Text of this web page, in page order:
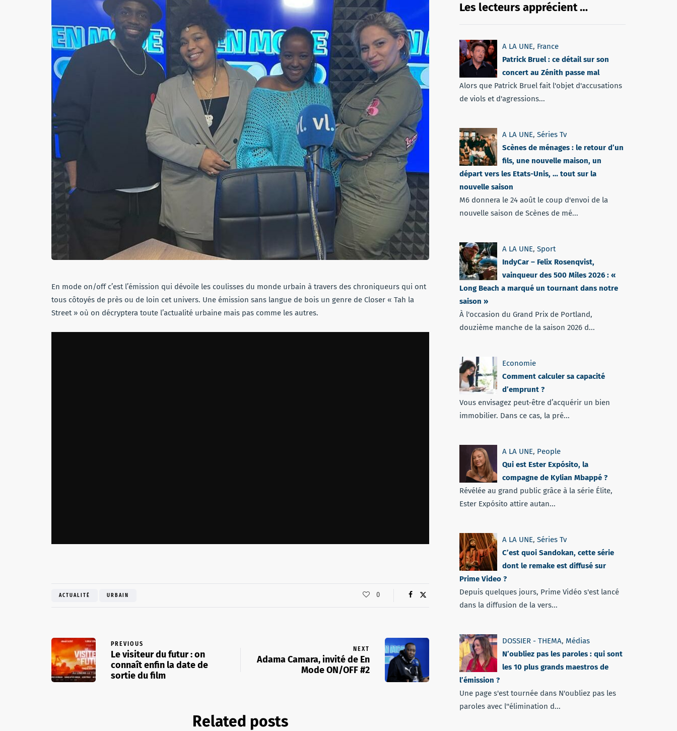
En mode on/off c’est l’émission qui dévoile les coulisses du monde urbain à travers des chroniqueurs qui ont
tous côtoyés de près ou de loin cet univers. Une émission sans langue de bois un genre de Closer « Tah la
Street » où on décryptera toute l’actualité urbaine mais pas comme les autres.
ACTUALITÉ URBAIN 0
PREVIOUS
Le visiteur du futur : on
connaît enfin la date de
sortie du film
NEXT
Adama Camara, invité de En
Mode ON/OFF #2
Related posts
Les lecteurs apprécient …
A LA UNE, France
Patrick Bruel : ce détail sur son
concert au Zénith passe mal
Alors que Patrick Bruel fait l'objet d'accusations
de viols et d'agressions...
A LA UNE, Séries Tv
Scènes de ménages : le retour d’un
fils, une nouvelle maison, un
départ vers les Etats-Unis, … tout sur la
nouvelle saison
M6 donnera le 24 août le coup d'envoi de la
nouvelle saison de Scènes de mé...
A LA UNE, Sport
IndyCar – Felix Rosenqvist,
vainqueur des 500 Miles 2026 : «
Long Beach a marqué un tournant dans notre
saison »
À l'occasion du Grand Prix de Portland,
douzième manche de la saison 2026 d...
Economie
Comment calculer sa capacité
d’emprunt ?
Vous envisagez peut-être d’acquérir un bien
immobilier. Dans ce cas, la pré...
A LA UNE, People
Qui est Ester Expósito, la
compagne de Kylian Mbappé ?
Révélée au grand public grâce à la série Élite,
Ester Expósito attire autan...
A LA UNE, Séries Tv
C’est quoi Sandokan, cette série
dont le remake est diffusé sur
Prime Video ?
Depuis quelques jours, Prime Vidéo s'est lancé
dans la diffusion de la vers...
DOSSIER - THEMA, Médias
N’oubliez pas les paroles : qui sont
les 10 plus grands maestros de
l’émission ?
Une page s'est tournée dans N'oubliez pas les
paroles avec l''élimination d...